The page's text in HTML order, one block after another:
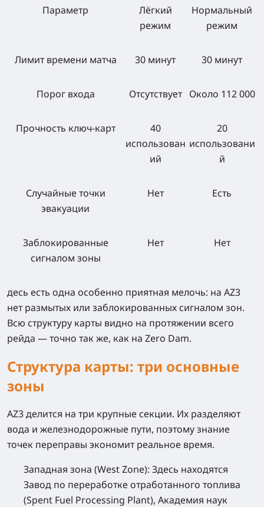
Параметр
Лёгкий
режим
Нормальный
режим
Лимит времени матча 30 минут 30 минут
Порог входа Отсутствует Около 112 000
Прочность ключ-карт
40
использован
ий
20
использовани
й
Случайные точки
эвакуации
Нет Есть
Заблокированные
сигналом зоны
Нет Нет
десь есть одна особенно приятная мелочь: на AZ3
нет размытых или заблокированных сигналом зон.
Всю структуру карты видно на протяжении всего
рейда — точно так же, как на Zero Dam.
Структура карты: три основные
зоны
AZ3 делится на три крупные секции. Их разделяют
вода и железнодорожные пути, поэтому знание
точек переправы экономит реальное время.
Западная зона (West Zone): Здесь находятся
Завод по переработке отработанного топлива
(Spent Fuel Processing Plant), Академия наук